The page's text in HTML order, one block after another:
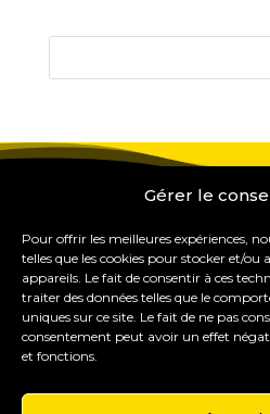
Gérer le
Pour offrir les meilleures expériences,
telles que les cookies pour stocker et/ou
appareils. Le fait de consentir à ces
traiter des données telles que le
uniques sur ce site. Le fait de ne pas
consentement peut avoir un effet
et fonctions.